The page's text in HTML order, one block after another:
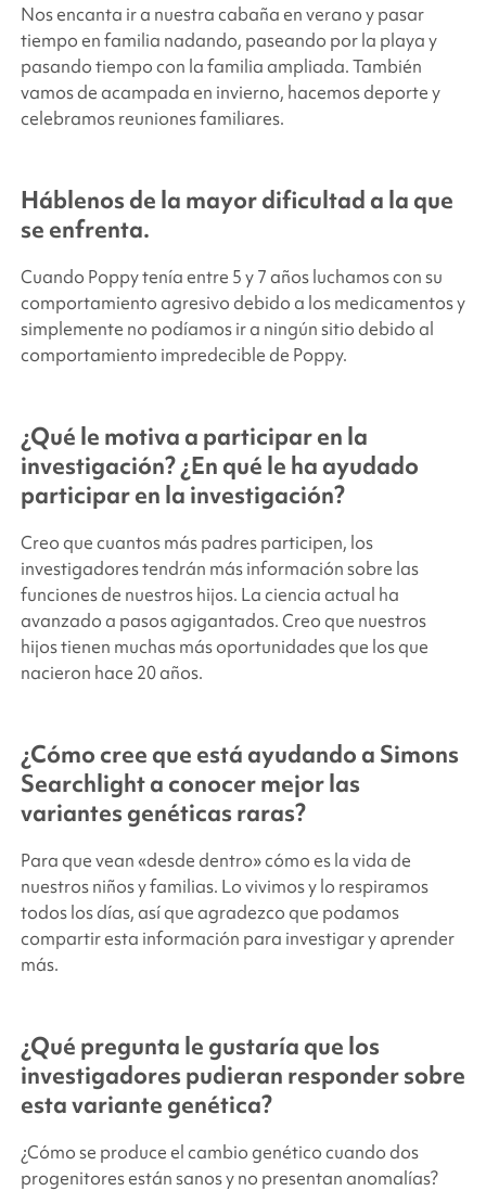
Nos encanta ir a nuestra cabaña en verano y pasar
tiempo en familia nadando, paseando por la playa y
pasando tiempo con la familia ampliada. También
vamos de acampada en invierno, hacemos deporte y
celebramos reuniones familiares.
Háblenos de la mayor dificultad a la que
se enfrenta.
Cuando Poppy tenía entre 5 y 7 años luchamos con su
comportamiento agresivo debido a los medicamentos y
simplemente no podíamos ir a ningún sitio debido al
comportamiento impredecible de Poppy.
¿Qué le motiva a participar en la
investigación? ¿En qué le ha ayudado
participar en la investigación?
Creo que cuantos más padres participen, los
investigadores tendrán más información sobre las
funciones de nuestros hijos. La ciencia actual ha
avanzado a pasos agigantados. Creo que nuestros
hijos tienen muchas más oportunidades que los que
nacieron hace 20 años.
¿Cómo cree que está ayudando a Simons
Searchlighta conocer mejor las
variantes genéticas raras?
Para que vean «desde dentro» cómo es la vida de
nuestros niños y familias. Lo vivimos y lo respiramos
todos los días, así que agradezco que podamos
compartir esta información para investigar y aprender
más.
¿Qué pregunta le gustaría que los
investigadores pudieran responder sobre
esta variante genética?
¿Cómo se produce el cambio genético cuando dos
progenitores están sanos y no presentan anomalías?